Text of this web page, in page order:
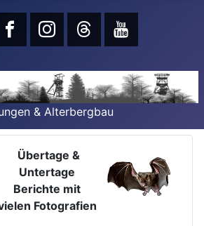
& Alterbergbau
Übertage &
Untertage
Berichte mit
Fotografien